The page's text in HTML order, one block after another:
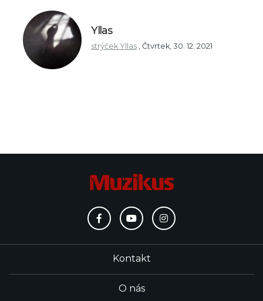
Yllas
strýček Yllas , Čtvrtek, 30. 12. 2021
Kontakt
O nás